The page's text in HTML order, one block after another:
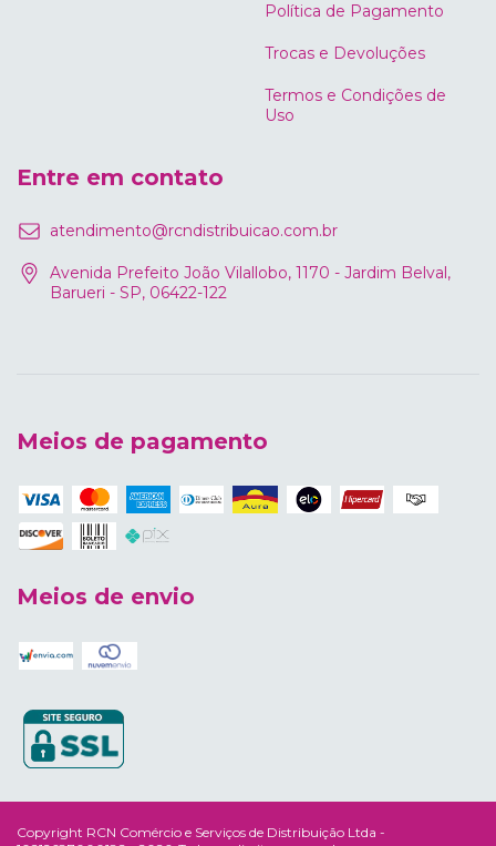
Política de Pagamento
Trocas e Devoluções
Termos e Condições de
Uso
Entre em contato
atendimento@rcndistribuicao.com.br
Avenida Prefeito João Vilallobo, 1170 - Jardim Belval,
Barueri - SP, 06422-122
Meios de pagamento
Meios de envio
Copyright RCN Comércio e Serviços de Distribuição Ltda -